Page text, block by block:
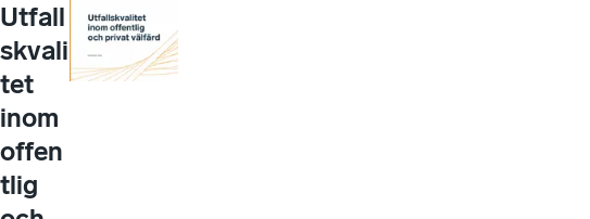
Utfall
skvali
tet
inom
offen
tlig